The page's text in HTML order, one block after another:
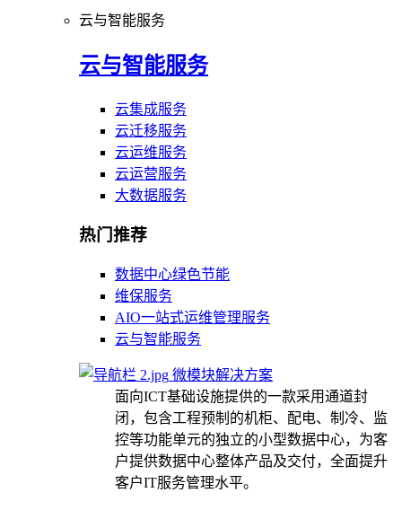
云与智能服务
云与智能服务
云集成服务
云迁移服务
云运维服务
云运营服务
大数据服务
热门推荐
数据中心绿色节能
维保服务
AIO一站式运维管理服务
云与智能服务
微模块解决方案
面向ICT基础设施提供的一款采用通道封
闭，包含工程预制的机柜、配电、制冷、监
控等功能单元的独立的小型数据中心，为客
户提供数据中心整体产品及交付，全面提升
客户IT服务管理水平。